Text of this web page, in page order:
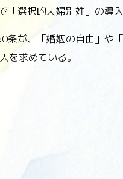
選択的夫婦別姓」の導
条が、「婚姻の自由」や
を求めている。